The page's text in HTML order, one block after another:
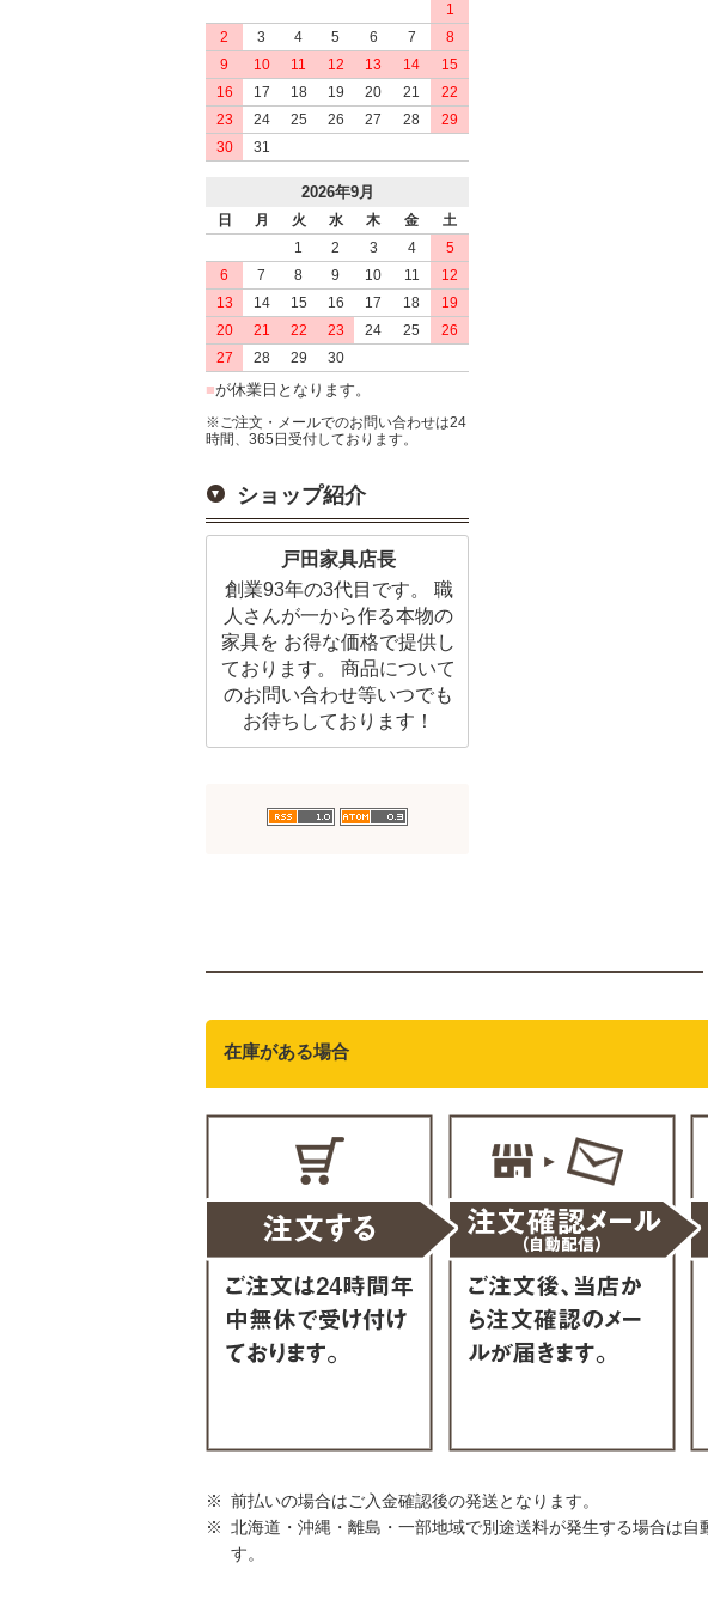
1
2
3 4 5 6 7
8
9
10 11 12 13 14
15
16
17 18 19 20 21
22
23
24 25 26 27 28
29
30
31
2026年9月
日 月 火 水 木 金
土
1
2 3 4
5
6
7 8 9 10 11
12
13
14 15 16 17 18
19
20
21 22 23 24 25
26
27
28 29 30
■が休業日となります。
※ご注文・メールでのお問い合わせは24
時間、365日受付しております。
ショップ紹介
戸田家具店長
創業93年の3代目です。 職
人さんが一から作る本物の
家具を お得な価格で提供し
ております。 商品について
のお問い合わせ等いつでも
お待ちしております！
在庫がある場合
前払いの場合はご入金確認後の発送となります。
北海道・沖縄・離島・一部地域で別途送料が発生する場合は
す。